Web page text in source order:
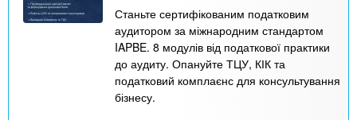
Станьте сертифікованим податковим
аудитором за міжнародним стандартом
IAPBE. 8 модулів від податкової практики
до аудиту. Опануйте ТЦУ, КІК та
податковий комплаєнс для консультування
бізнесу.